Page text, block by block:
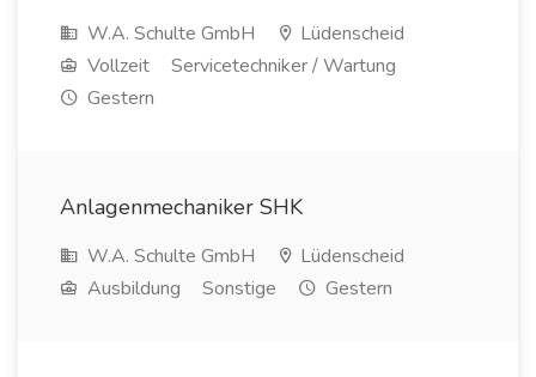
W.A. Schulte GmbH
Lüdenscheid
Vollzeit
Servicetechniker / Wartung
Gestern
Anlagenmechaniker SHK
W.A. Schulte GmbH
Lüdenscheid
Ausbildung
Sonstige Gestern